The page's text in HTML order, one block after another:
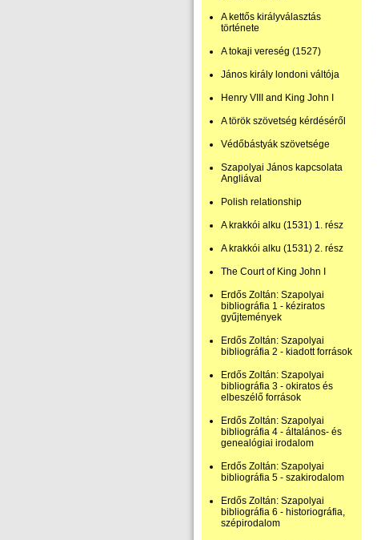
A kettős királyválasztás
története
A tokaji vereség (1527)
János király londoni váltója
Henry VIII and King John I
A török szövetség kérdéséről
Védőbástyák szövetsége
Szapolyai János kapcsolata
Angliával
Polish relationship
A krakkói alku (1531) 1. rész
A krakkói alku (1531) 2. rész
The Court of King John I
Erdős Zoltán: Szapolyai
bibliográfia 1 - kéziratos
gyűjtemények
Erdős Zoltán: Szapolyai
bibliográfia 2 - kiadott források
Erdős Zoltán: Szapolyai
bibliográfia 3 - okiratos és
elbeszélő források
Erdős Zoltán: Szapolyai
bibliográfia 4 - általános- és
genealógiai irodalom
Erdős Zoltán: Szapolyai
bibliográfia 5 - szakirodalom
Erdős Zoltán: Szapolyai
bibliográfia 6 - historiográfia,
szépirodalom